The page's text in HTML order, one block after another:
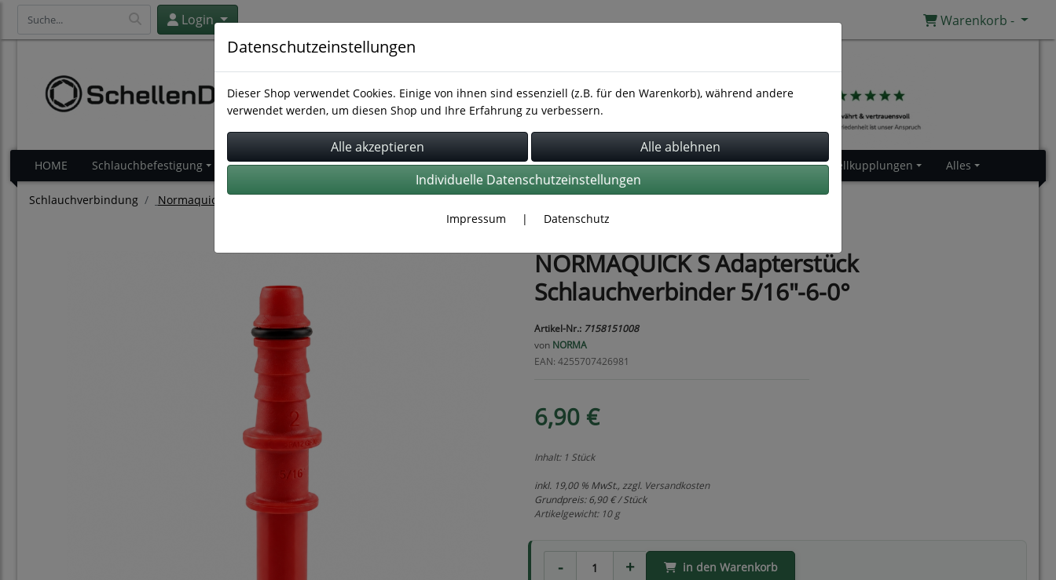
Login Warenkorb -
HOME Schlauchbefestigung Schlauchverbindung Rohrbefestigung Rohrverbindung Schläuche Gummiprofile Schnellkupplungen Alles
Schlauchverbindung Normaquick
NORMAQUICK S Adapterstück
Schlauchverbinder 5/16"-6-0°
Artikel-Nr.: 7158151008
von NORMA
EAN: 4255707426981
6,90 €
Inhalt: 1 Stück
inkl. 19,00 % MwSt., zzgl. Versandkosten
Grundpreis:6,90 € / Stück
Artikelgewicht: 10 g
in den Warenkorb
Datenschutzeinstellungen
Dieser Shop verwendet Cookies. Einige von ihnen sind essenziell (z.B. für den Warenkorb), während andere
verwendet werden, um diesen Shop und Ihre Erfahrung zu verbessern.
Individuelle Datenschutzeinstellungen
Impressum | Datenschutz